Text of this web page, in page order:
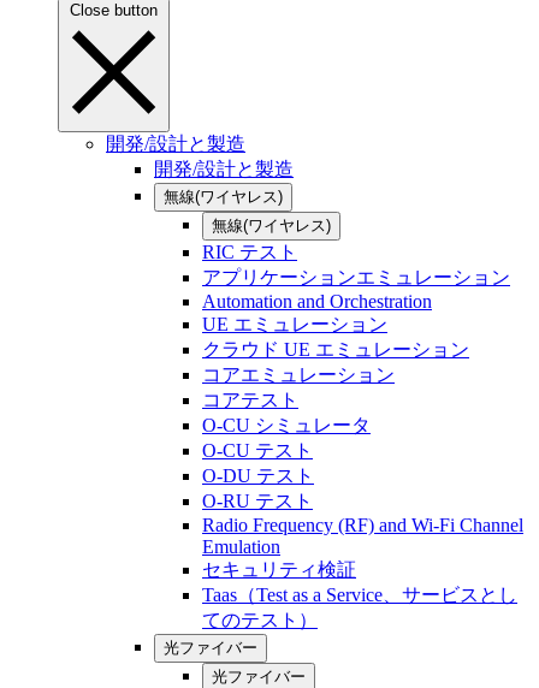
Close button
開発/設計と製造
開発/設計と製造
無線(ワイヤレス)
無線(ワイヤレス)
RIC テスト
アプリケーションエミュレーション
Automation and Orchestration
UE エミュレーション
クラウド UE エミュレーション
コアエミュレーション
コアテスト
O-CU シミュレータ
O-CU テスト
O-DU テスト
O-RU テスト
Radio Frequency (RF) and Wi-Fi Channel
Emulation
セキュリティ検証
Taas（Test as a Service、サービスとし
てのテスト）
光ファイバー
光ファイバー